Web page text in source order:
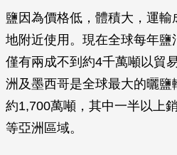
鹽因為價格低，體積大，運
地附近使用。現在全球每年鹽
僅有兩成不到約4千萬噸以貿
洲及墨西哥是全球最大的曬
約1,700萬噸，其中一半以上
等亞洲區域。